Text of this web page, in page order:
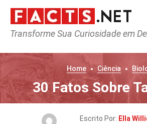
Transforme Sua Curiosidade em
Home Ciência
30 Fatos Sobre
Escrito Por: Ella